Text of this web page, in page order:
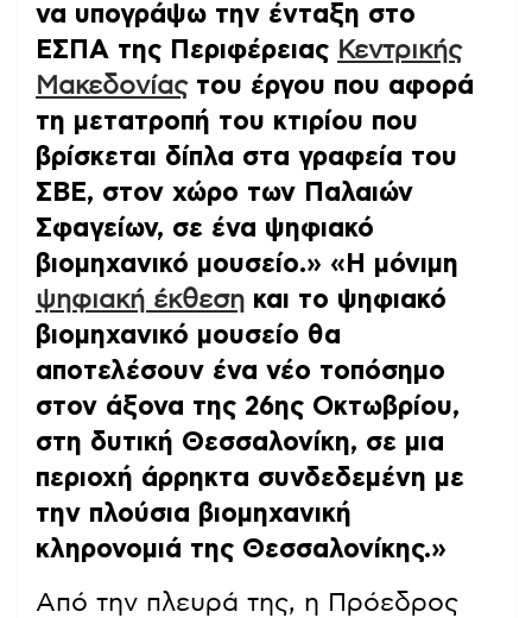
να υπογράψω την ένταξη στο
ΕΣΠΑ της Περιφέρειας Κεντρικής
Μακεδονίαςτου έργου που αφορά
τη μετατροπή του κτιρίου που
βρίσκεται δίπλα στα γραφεία του
ΣΒΕ, στον χώρο των Παλαιών
Σφαγείων, σε ένα ψηφιακό
βιομηχανικό μουσείο.» «Η μόνιμη
ψηφιακή έκθεση και το ψηφιακό
βιομηχανικό μουσείο θα
αποτελέσουν ένα νέο τοπόσημο
στον άξονα της 26ης Οκτωβρίου,
στη δυτική Θεσσαλονίκη, σε μια
περιοχή άρρηκτα συνδεδεμένη με
την πλούσια βιομηχανική
κληρονομιά της Θεσσαλονίκης.»
Από την πλευρά της, η Πρόεδρος